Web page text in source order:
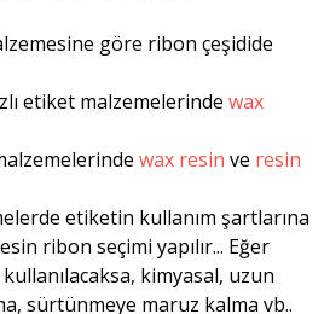
göre ribon çeşidide
etiket malzemelerinde wax
wax resin ve resin
etiketin kullanım şartlarına
ribon seçimi yapılır... Eğer
kimyasal, uzun
sürtünmeye maruz kalma vb..